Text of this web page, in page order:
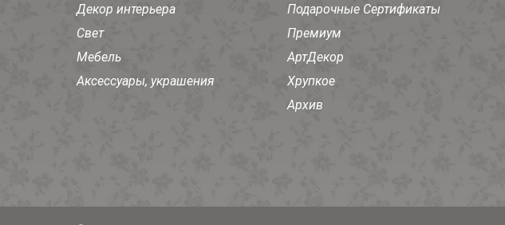
Декор интерьера
Свет
Мебель
Аксессуары, украшения
Подарочные Сертификаты
Премиум
АртДекор
Хрупкое
Архив